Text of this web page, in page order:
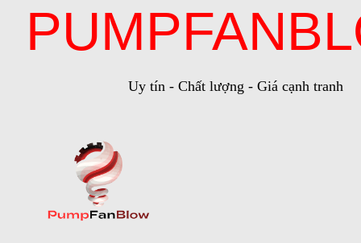
Uy tín - Chất lượng - Giá cạnh tranh